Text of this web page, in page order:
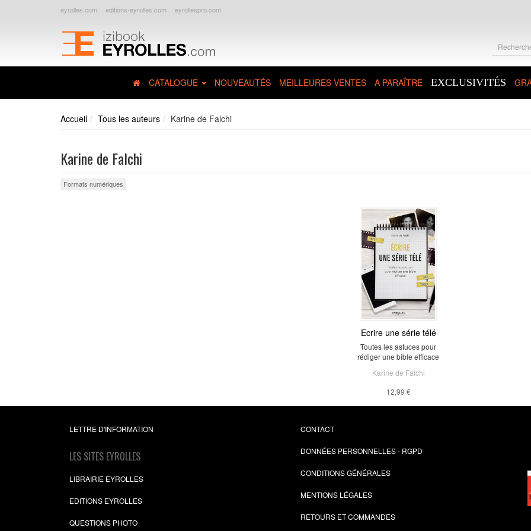
eyrolles.com editions-eyrolles.com eyrollespro.com
CATALOGUE NOUVEAUTÉS MEILLEURES VENTES A PARAÎTRE EXCLUSIVITÉS
Accueil Tous les auteurs Karine de Falchi
Karine de Falchi
Formats numériques
Ecrire une série télé
Toutes les astuces pour
rédiger une bible efficace
Karine de Falchi
12,99 €
LETTRE D'INFORMATION
LES SITES EYROLLES
LIBRAIRIE EYROLLES
EDITIONS EYROLLES
QUESTIONS PHOTO
CONTACT
DONNÉES PERSONNELLES - RGPD
CONDITIONS GÉNÉRALES
MENTIONS LÉGALES
RETOURS ET COMMANDES